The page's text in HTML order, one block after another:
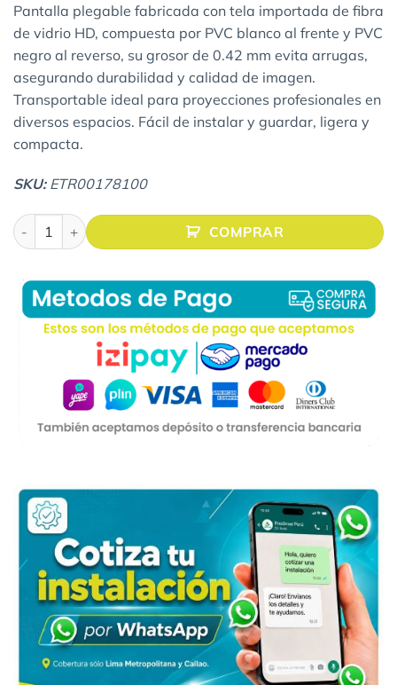
Pantalla plegable fabricada con tela importada de fibra
de vidrio HD, compuesta por PVC blanco al frente y PVC
negro al reverso, su grosor de 0.42 mm evita arrugas,
asegurando durabilidad y calidad de imagen.
Transportable ideal para proyecciones profesionales en
diversos espacios. Fácil de instalar y guardar, ligera y
compacta.
SKU: ETR00178100
ECRAN CON TRÍPODE FIBRA DE VIDRIO 85″(1.78 X
COMPRAR